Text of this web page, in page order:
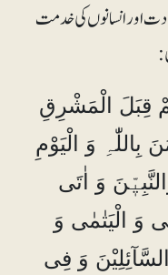
اور انسانوں کی خدمت
قِبَلَ الْمَشْرِقِ
بِاللّٰہِ وَ الْیَوْمِ
وَ اٰتَی
وَ الْیَتٰمٰی وَ
وَ فِی